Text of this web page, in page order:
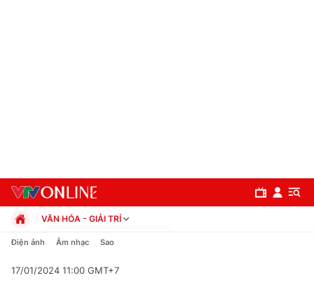
VĂN HÓA - GIẢI TRÍ
Chính trị
Pháp luật
Điện ảnh Âm nhạc Sao
17/01/2024 11:00 GMT+7